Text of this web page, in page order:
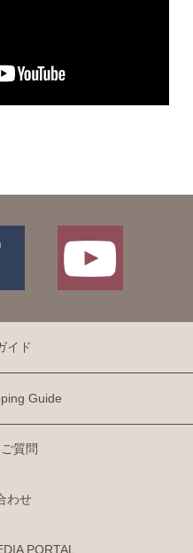
イド
Guide
質問
わせ
PORTAL